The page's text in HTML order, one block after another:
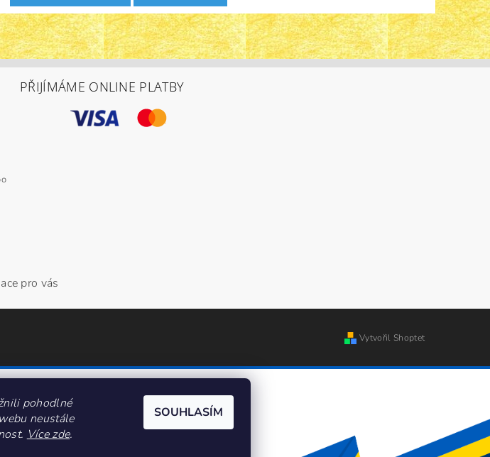
PŘIJÍMÁME ONLINE PLATBY
pro vás
Vytvořil Shoptet
pohodlné
neustále
Více zde.
SOUHLASÍM